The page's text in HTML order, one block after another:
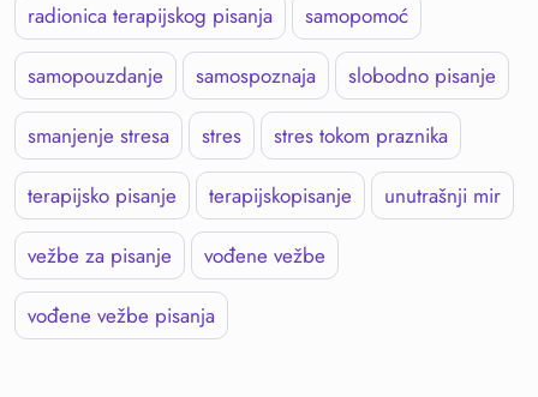
radionica terapijskog pisanja samopomoć
samopouzdanje samospoznaja slobodno pisanje
smanjenje stresa stres stres tokom praznika
terapijsko pisanje terapijskopisanje unutrašnji mir
vežbe za pisanje vođene vežbe
vođene vežbe pisanja